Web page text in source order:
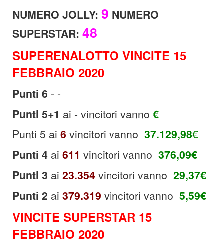
NUMERO JOLLY: 9 NUMERO
SUPERSTAR: 48
SUPERENALOTTO VINCITE 15
FEBBRAIO 2020
Punti 6 - -
Punti 5+1 ai - vincitori vanno €
Punti 5 ai 6 vincitori vanno 37.129,98€
Punti 4 ai 611 vincitori vanno 376,09€
Punti 3 ai 23.354 vincitori vanno 29,37€
Punti 2 ai 379.319 vincitori vanno 5,59€
VINCITE SUPERSTAR 15
FEBBRAIO 2020